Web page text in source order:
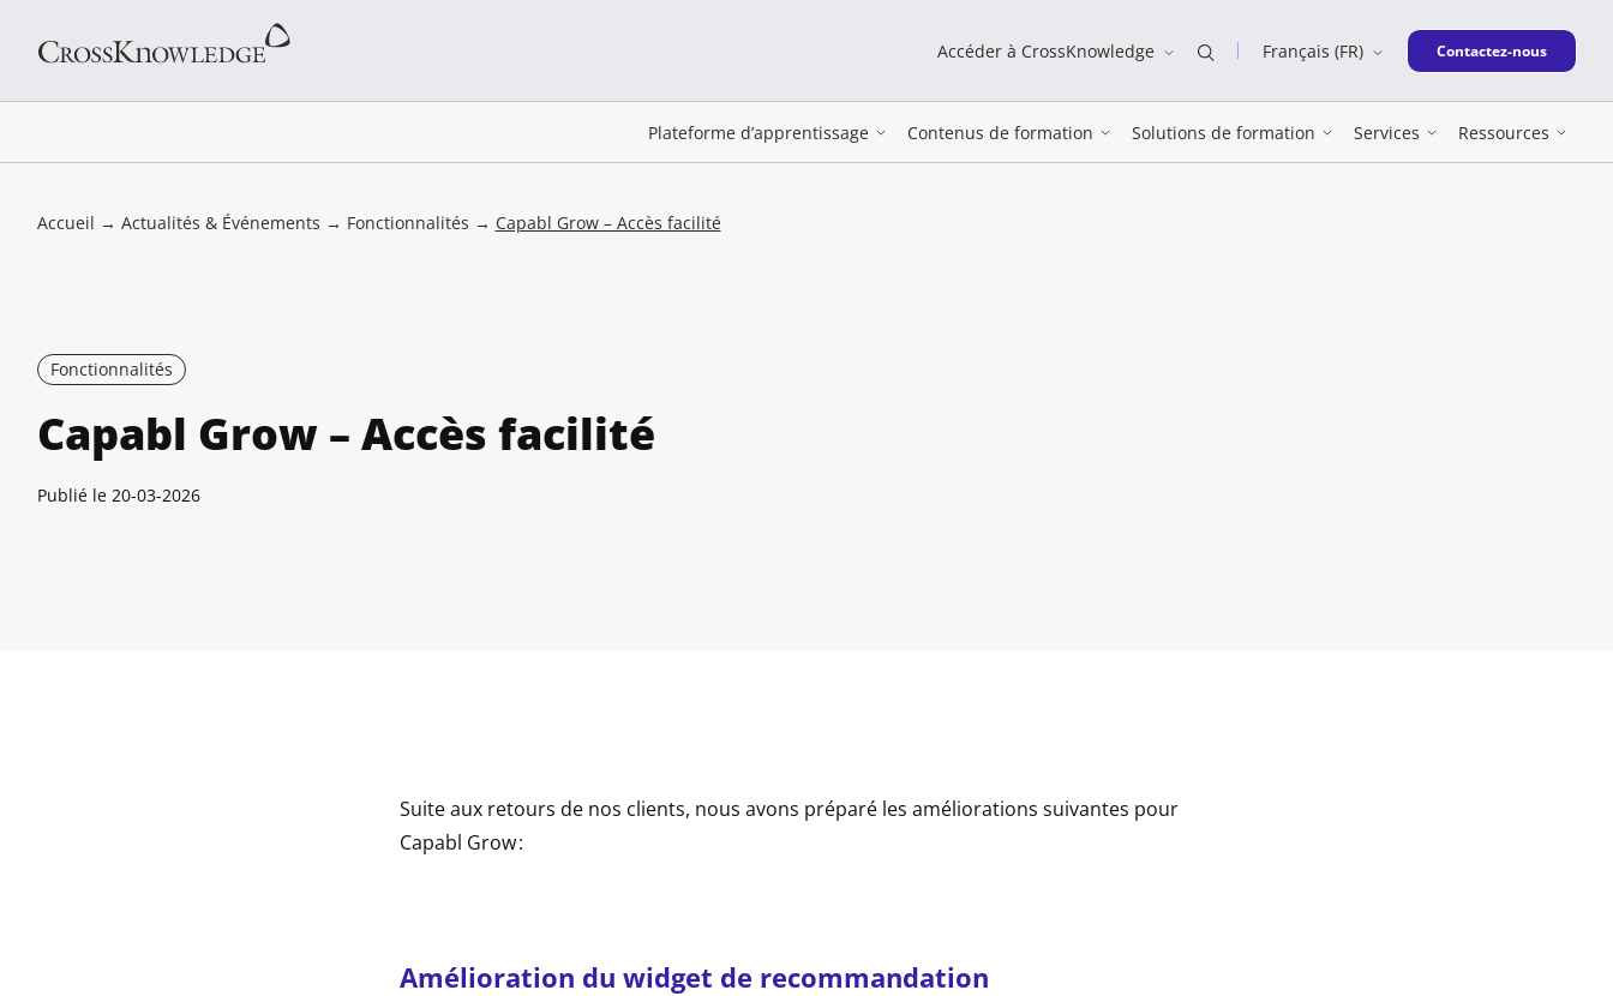
Accéder à CrossKnowledge Français (FR) New window
Contactez-nous
Plateforme d’apprentissage Contenus de formation Solutions de formation Services Ressources
Accueil → Actualités & Événements → Fonctionnalités → Capabl Grow – Accès facilité
Fonctionnalités
Capabl Grow – Accès facilité
Publié le 20-03-2026
Suite aux retours de nos clients, nous avons préparé les améliorations suivantes pour
Capabl Grow :
Amélioration du widget de recommandation